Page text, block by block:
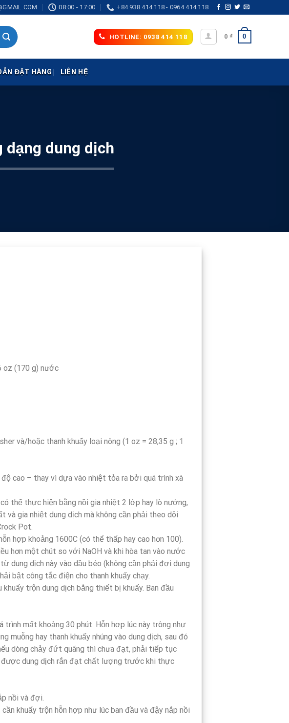
08:00 - 17:00 +84 938 414 118 - 0964 414 118
HOTLINE: 0938 414 118 0 ₫ 0
ĐẶT HÀNG LIÊN HỆ
dạng dung dịch
oz (170 g) nước
và/hoặc thanh khuấy loại nông (1 oz = 28,35 g ; 1
cao – thay vì dựa vào nhiệt tỏa ra bởi quá trình xà
thể thực hiện bằng nồi gia nhiệt 2 lớp hay lò nướng,
và gia nhiệt dung dịch mà không cần phải theo dõi
Pot.
hợp khoảng 1600C (có thể thấp hay cao hơn 100).
hơn một chút so với NaOH và khi hòa tan vào nước
dung dịch này vào dầu béo (không cần phải đợi dung
bật công tắc điện cho thanh khuấy chạy.
trộn dung dịch bằng thiết bị khuấy. Ban đầu
trình mất khoảng 30 phút. Hỗn hợp lúc này trông như
muỗng hay thanh khuấy nhúng vào dung dịch, sau đó
dòng chảy đứt quãng thì chưa đạt, phải tiếp tục
được dung dịch rắn đạt chất lượng trước khi thực
nồi và đợi.
khuấy trộn hỗn hợp như lúc ban đầu và đậy nắp nồi